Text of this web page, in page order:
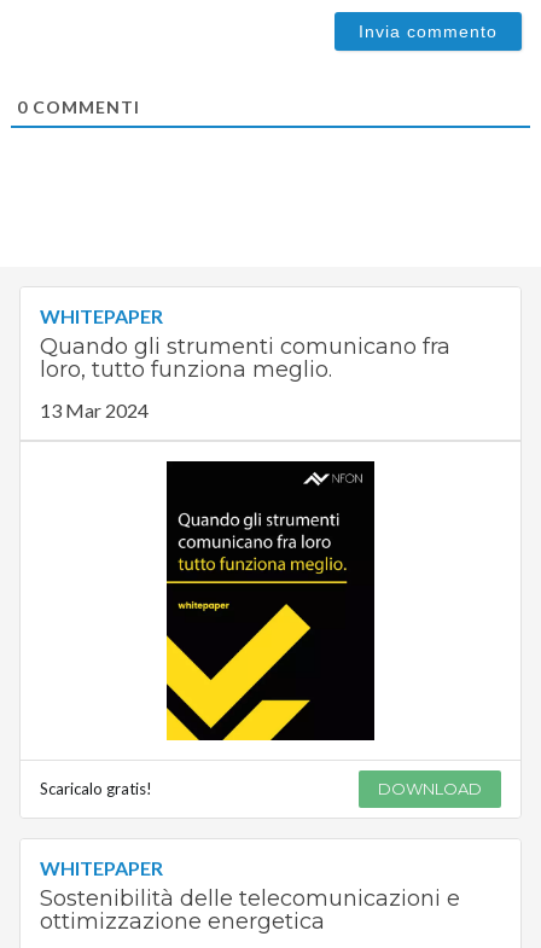
0COMMENTI
WHITEPAPER
Quando gli strumenti comunicano fra
loro, tutto funziona meglio.
13 Mar 2024
Scaricalo gratis! DOWNLOAD
WHITEPAPER
Sostenibilità delle telecomunicazioni e
ottimizzazione energetica